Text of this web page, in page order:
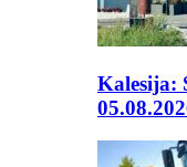
Kalesija: